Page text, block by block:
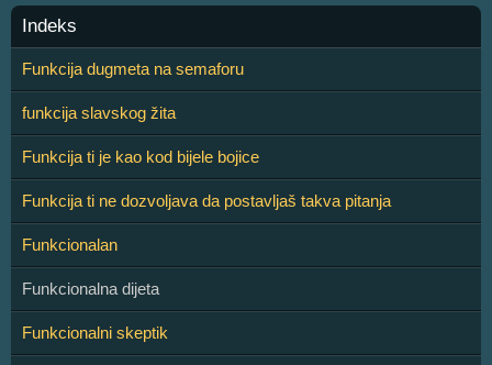
Indeks
Funkcija dugmeta na semaforu
funkcija slavskog žita
Funkcija ti je kao kod bijele bojice
Funkcija ti ne dozvoljava da postavljaš takva pitanja
Funkcionalan
Funkcionalna dijeta
Funkcionalni skeptik